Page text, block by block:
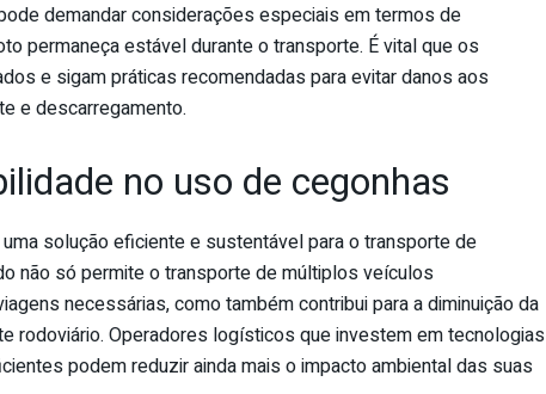
demandar considerações especiais em termos de
permaneça estável durante o transporte. É vital que os
e sigam práticas recomendadas para evitar danos aos
e descarregamento.
no uso de cegonhas
solução eficiente e sustentável para o transporte de
não só permite o transporte de múltiplos veículos
necessárias, como também contribui para a diminuição da
rodoviário. Operadores logísticos que investem em tecnologias
podem reduzir ainda mais o impacto ambiental das suas